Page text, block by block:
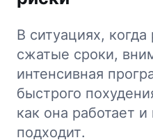
В ситуациях,
сжатые сроки,
интенсивная
быстрого
как она работает
подходит.